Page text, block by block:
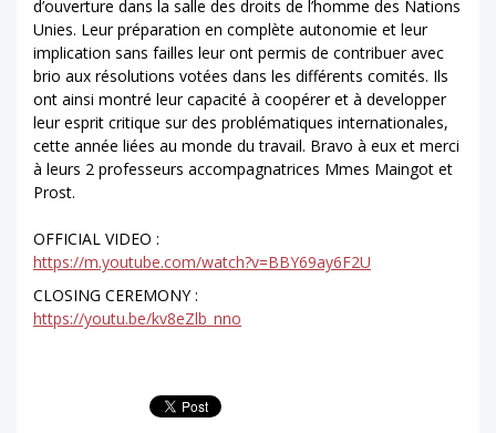
d’ouverture dans la salle des droits de l’homme des Nations
Unies. Leur préparation en complète autonomie et leur
implication sans failles leur ont permis de contribuer avec
brio aux résolutions votées dans les différents comités. Ils
ont ainsi montré leur capacité à coopérer et à developper
leur esprit critique sur des problématiques internationales,
cette année liées au monde du travail. Bravo à eux et merci
à leurs 2 professeurs accompagnatrices Mmes Maingot et
Prost.
OFFICIAL VIDEO :
https://m.youtube.com/watch?v=BBY69ay6F2U
CLOSING CEREMONY :
https://youtu.be/kv8eZlb_nno